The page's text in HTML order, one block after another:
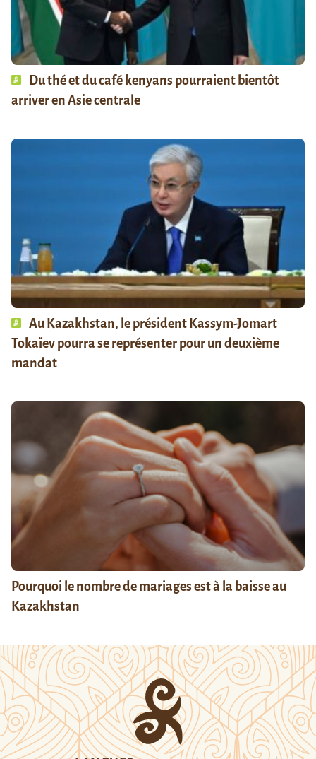
Du thé et du café kenyans pourraient bientôt
arriver en Asie centrale
Au Kazakhstan, le président Kassym-Jomart
Tokaïev pourra se représenter pour un deuxième
mandat
Pourquoi le nombre de mariages est à la baisse au
Kazakhstan